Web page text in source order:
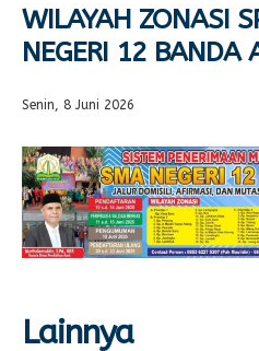
Akreditasi
Struktur Organisasi
Osis
Artikel
Blog Guru
Ekstrakurikuler
Pramuka
Design Grafis
Ekonomi Kreatif
FASILITAS
GALERI
TAUTAN
E-LEARNING
ABSENSI
WILAYAH ZONASI
NEGERI 12 BANDA
Senin, 8 Juni 2026
Lainnya